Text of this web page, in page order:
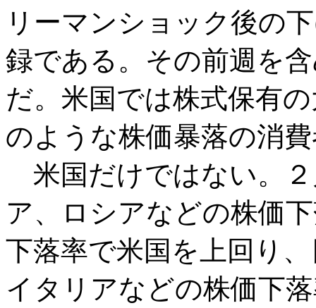
リーマンショック後の
録である。その前週を
だ。米国では株式保有
のような株価暴落の消
米国だけではない。
ア、ロシアなどの株価
下落率で米国を上回り
イタリアなどの株価下